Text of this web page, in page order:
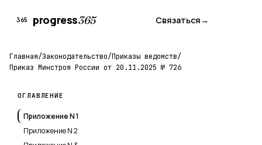
365 progress365 Связаться→
Главная/Законодательство/Приказы ведомств/
Приказ Минстроя России от 20.11.2025 № 726
ОГЛАВЛЕНИЕ
Приложение N 1
Приложение N 2